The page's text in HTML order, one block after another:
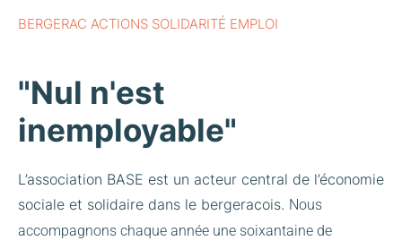
BERGERAC ACTIONS SOLIDARITÉ EMPLOI
"Nul n'est
inemployable"
L’association BASE est un acteur central de l’économie
sociale et solidaire dans le bergeracois. Nous
accompagnons chaque année une soixantaine de